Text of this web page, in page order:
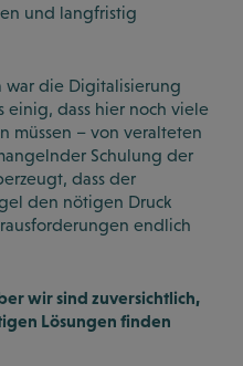
und langfristig
war die Digitalisierung
einig, dass hier noch viele
müssen – von veralteten
Schulung der
dass der
den nötigen Druck
endlich
wir sind zuversichtlich,
Lösungen finden